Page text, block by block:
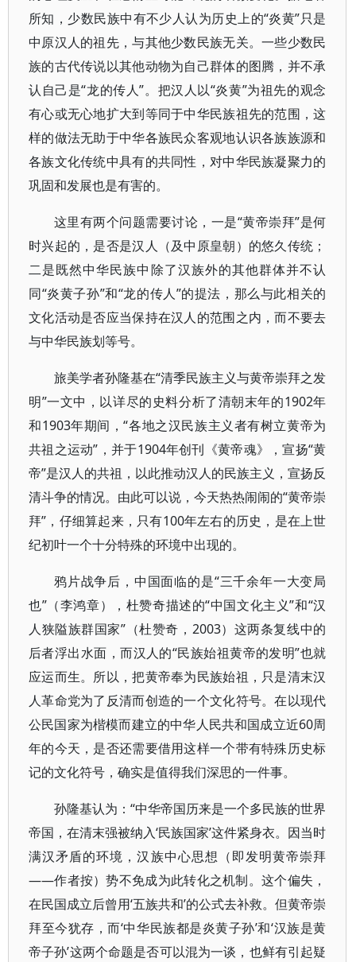
所知，少数民族中有不少人认为历史上的“炎黄”只是
中原汉人的祖先，与其他少数民族无关。一些少数民
族的古代传说以其他动物为自己群体的图腾，并不承
认自己是“龙的传人”。把汉人以“炎黄”为祖先的观念
有心或无心地扩大到等同于中华民族祖先的范围，这
样的做法无助于中华各族民众客观地认识各族族源和
各族文化传统中具有的共同性，对中华民族凝聚力的
巩固和发展也是有害的。
这里有两个问题需要讨论，一是“黄帝崇拜”是何
时兴起的，是否是汉人（及中原皇朝）的悠久传统；
二是既然中华民族中除了汉族外的其他群体并不认
同“炎黄子孙”和“龙的传人”的提法，那么与此相关的
文化活动是否应当保持在汉人的范围之内，而不要去
与中华民族划等号。
旅美学者孙隆基在“清季民族主义与黄帝崇拜之发
明”一文中，以详尽的史料分析了清朝末年的1902年
和1903年期间，“各地之汉民族主义者有树立黄帝为
共祖之运动”，并于1904年创刊《黄帝魂》，宣扬“黄
帝”是汉人的共祖，以此推动汉人的民族主义，宣扬反
清斗争的情况。由此可以说，今天热热闹闹的“黄帝崇
拜”，仔细算起来，只有100年左右的历史，是在上世
纪初叶一个十分特殊的环境中出现的。
鸦片战争后，中国面临的是“三千余年一大变局
也”（李鸿章），杜赞奇描述的“中国文化主义”和“汉
人狭隘族群国家”（杜赞奇，2003）这两条复线中的
后者浮出水面，而汉人的“民族始祖黄帝的发明”也就
应运而生。所以，把黄帝奉为民族始祖，只是清末汉
人革命党为了反清而创造的一个文化符号。在以现代
公民国家为楷模而建立的中华人民共和国成立近60周
年的今天，是否还需要借用这样一个带有特殊历史标
记的文化符号，确实是值得我们深思的一件事。
孙隆基认为：“中华帝国历来是一个多民族的世界
帝国，在清末强被纳入‘民族国家’这件紧身衣。因当时
满汉矛盾的环境，汉族中心思想（即发明黄帝崇拜
——作者按）势不免成为此转化之机制。这个偏失，
在民国成立后曾用‘五族共和’的公式去补救。但黄帝崇
拜至今犹存，而‘中华民族都是炎黄子孙’和‘汉族是黄
帝子孙’这两个命题是否可以混为一谈，也鲜有引起疑